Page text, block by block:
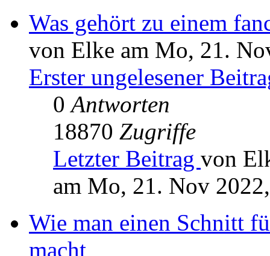
Was gehört zu einem
von Elke am Mo, 21.
Erster ungelesener
0Antworten
18870 Zugriffe
Letzter Beitrag von
am Mo, 21. Nov
Wie man einen Schnitt
macht